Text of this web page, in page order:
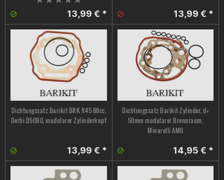
13,99 € * 13,99 € *
Dichtungssatz Barikit BRK R45 88cc,
Derbi D50B0, modularer Zylinderkopf
13,99 € *
Dichtungssatz Barikit Zylinder, d=
50mm modularer Brennraum,
Minarelli AM6
14,95 € *